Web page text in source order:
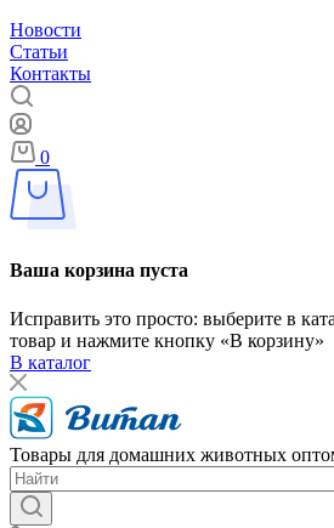
Новости
Статьи
Контакты
0
Ваша корзина пуста
Исправить это просто: выберите в
товар и нажмите кнопку «В корзину»
В каталог
Товары для домашних животных